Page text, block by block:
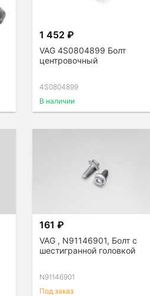
1 452 ₽
VAG 4S0804899 Болт
центровочный
4S0804899
В наличии
161 ₽
VAG , N91146901, Болт с
шестигранной головкой
N91146901
Под заказ